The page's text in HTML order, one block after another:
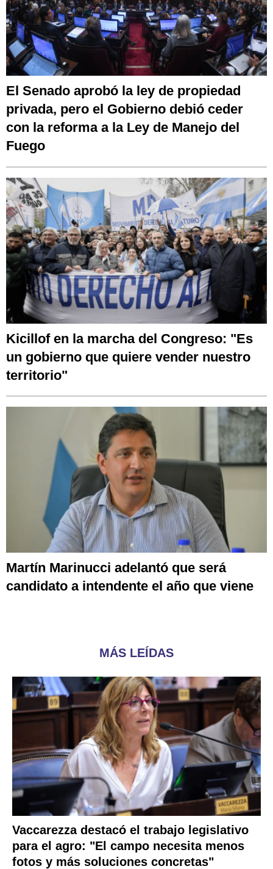
El Senado aprobó la ley de propiedad
privada, pero el Gobierno debió ceder
con la reforma a la Ley de Manejo del
Fuego
Kicillof en la marcha del Congreso: "Es
un gobierno que quiere vender nuestro
territorio"
Martín Marinucci adelantó que será
candidato a intendente el año que viene
MÁS LEÍDAS
Vaccarezza destacó el trabajo legislativo
para el agro: "El campo necesita menos
fotos y más soluciones concretas"